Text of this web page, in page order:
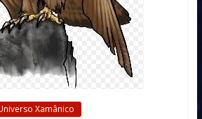
Xamânico